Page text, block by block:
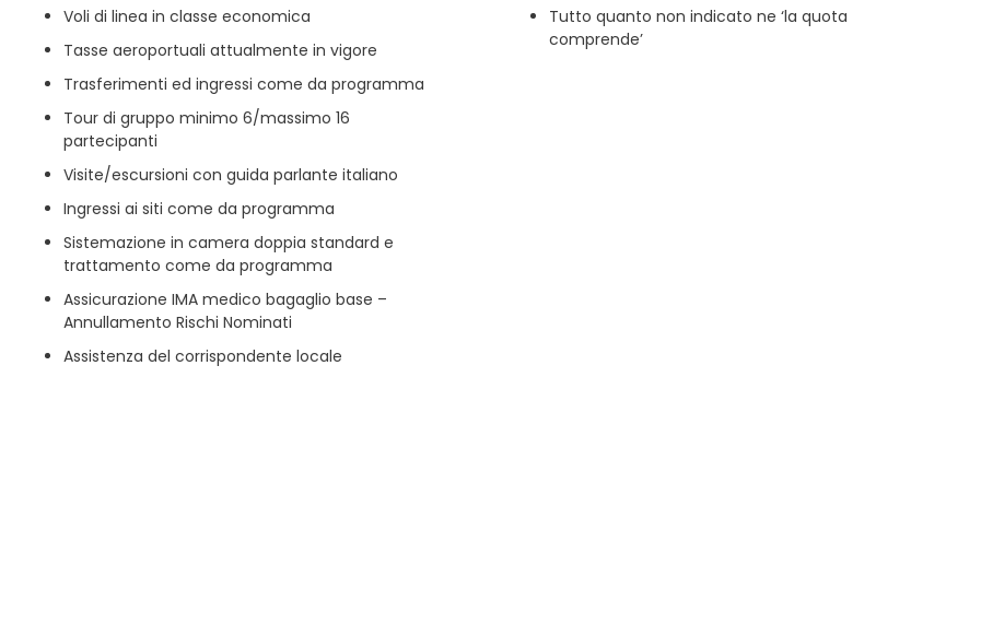
Voli di linea in classe economica
Tasse aeroportuali attualmente in vigore
Trasferimenti ed ingressi come da programma
Tour di gruppo minimo 6/massimo 16
partecipanti
Visite/escursioni con guida parlante italiano
Ingressi ai siti come da programma
Sistemazione in camera doppia standard e
trattamento come da programma
Assicurazione IMA medico bagaglio base –
Annullamento Rischi Nominati
Assistenza del corrispondente locale
Tutto quanto non indicato ne ‘la quota
comprende’